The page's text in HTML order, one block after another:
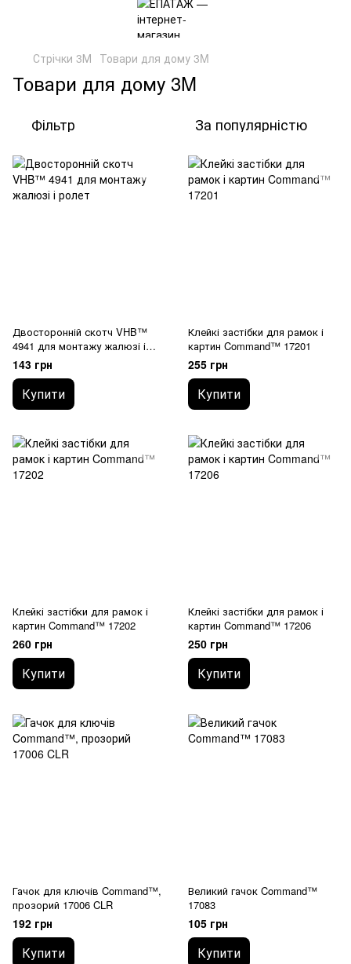
Стрічки 3М Товари для дому 3M
Товари для дому 3M
Фільтр За популярністю
Двосторонній скотч VHB™
4941 для монтажу жалюзі і
ролет
143 грн
Купити
Клейкі застібки для рамок і
картин Command™ 17201
255 грн
Купити
Клейкі застібки для рамок і
картин Command™ 17202
260 грн
Купити
Клейкі застібки для рамок і
картин Command™ 17206
250 грн
Купити
Гачок для ключів Command™,
прозорий 17006 CLR
192 грн
Купити
Великий гачок Command™
17083
105 грн
Купити